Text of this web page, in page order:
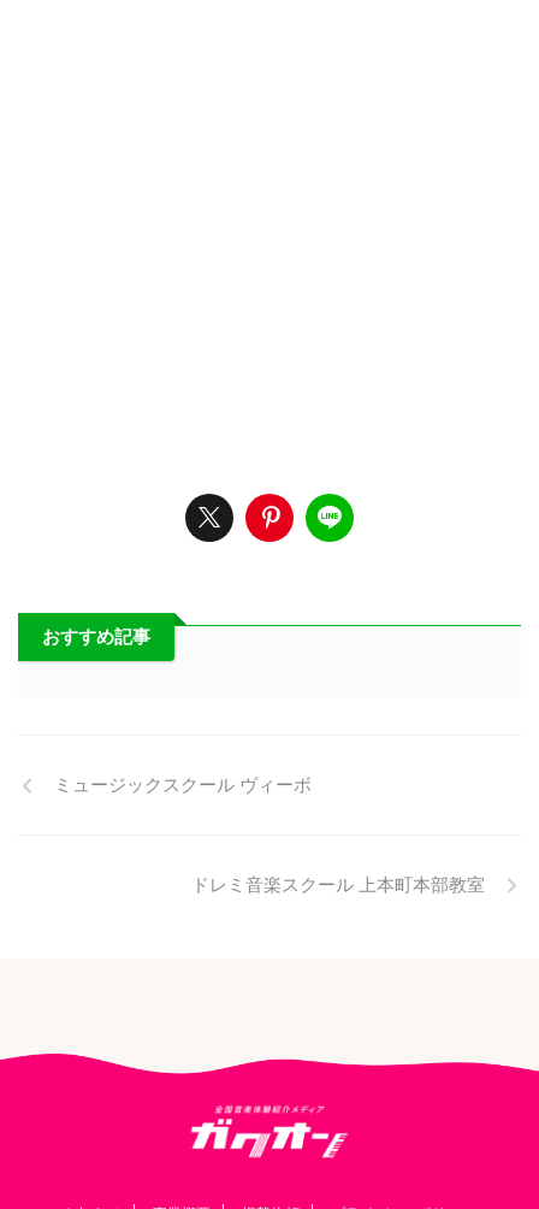
おすすめ記事
ミュージックスクール ヴィーボ
ドレミ音楽スクール 上本町本部教室